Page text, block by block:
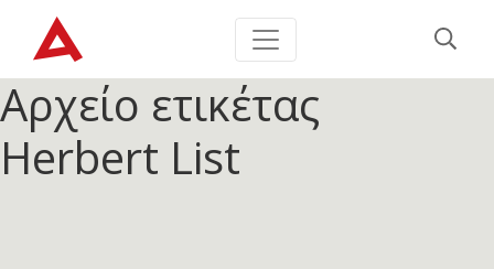
Αρχείο ετικέτας
Herbert List